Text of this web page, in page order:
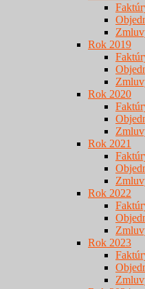
Rok 2019
Rok 2020
Rok 2021
Rok 2022
Rok 2023